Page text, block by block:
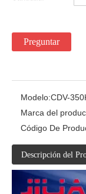
Preguntar
Modelo:CDV-
Marca del
Código De
Descripción del